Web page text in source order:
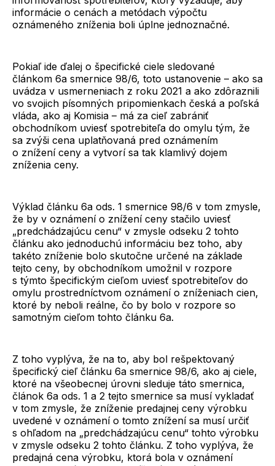
informácie o cenách a metódach výpočtu
oznámeného zníženia boli úplne jednoznačné.
Pokiaľ ide ďalej o špecifické ciele sledované
článkom 6a smernice 98/6, toto ustanovenie – ako sa
uvádza v usmerneniach z roku 2021 a ako zdôraznili
vo svojich písomných pripomienkach česká a poľská
vláda, ako aj Komisia – má za cieľ zabrániť
obchodníkom uviesť spotrebiteľa do omylu tým, že
sa zvýši cena uplatňovaná pred oznámením
o znížení ceny a vytvorí sa tak klamlivý dojem
zníženia ceny.
Výklad článku 6a ods. 1 smernice 98/6 v tom zmysle,
že by v oznámení o znížení ceny stačilo uviesť
„predchádzajúcu cenu“ v zmysle odseku 2 tohto
článku ako jednoduchú informáciu bez toho, aby
takéto zníženie bolo skutočne určené na základe
tejto ceny, by obchodníkom umožnil v rozpore
s týmto špecifickým cieľom uviesť spotrebiteľov do
omylu prostredníctvom oznámení o zníženiach cien,
ktoré by neboli reálne, čo by bolo v rozpore so
samotným cieľom tohto článku 6a.
Z toho vyplýva, že na to, aby bol rešpektovaný
špecifický cieľ článku 6a smernice 98/6, ako aj ciele,
ktoré na všeobecnej úrovni sleduje táto smernica,
článok 6a ods. 1 a 2 tejto smernice sa musí vykladať
v tom zmysle, že zníženie predajnej ceny výrobku
uvedené v oznámení o tomto znížení sa musí určiť
s ohľadom na „predchádzajúcu cenu“ tohto výrobku
v zmysle odseku 2 tohto článku. Z toho vyplýva, že
predajná cena výrobku, ktorá bola v oznámení